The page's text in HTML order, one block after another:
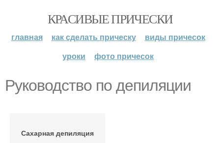
КРАСИВЫЕ ПРИЧЕСКИ
главная как сделать прическу
виды причесок
уроки
фото причесок
Руководство по депиляции
Сахарная депиляция